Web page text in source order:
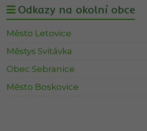
Odkazy na okolní obce
Město Letovice
Městys Svitávka
Obec Sebranice
Město Boskovice